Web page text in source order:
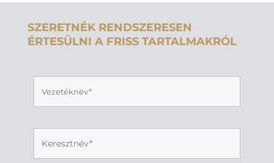
SZERETNÉK RENDSZERESEN
ÉRTESÜLNI A FRISS TARTALMAKRÓL